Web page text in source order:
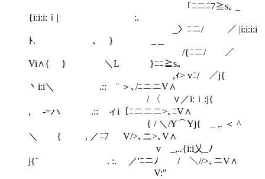
「ﾆニﾆ7≧s｡ _
{i:i:i:ｉ| :.
_〉ﾆニ/ ／ |i:i:i:i
ﾄ. ､ } _＿
/{ﾆニ/ ／
Vi∧{ } ＼L }ﾆﾆ≧s｡
,ｨ> vﾆ/ ／j{
丶i:i＼ .:: ¨ ＞､/ﾆニニV∧
/ 〈 ∨／i:ｉ:j{
, -=ハ .:: ィi〔ﾆニニニ>､ﾆV∧
{ / ＼/Y⌒Yj{ _ ,. ＜ ^
＼ { , ／ﾆ7 ￣ V/>､ニ>､V∧
v _,..{i:i乂_ﾉ
j{¨ . :. ／'ﾆニﾉ / ＼//>､ニV∧
V:"